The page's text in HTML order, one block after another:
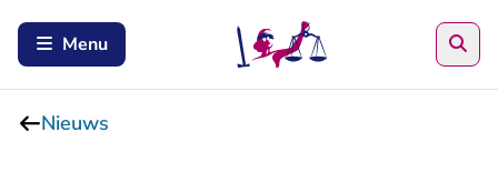
Menu
Nieuws